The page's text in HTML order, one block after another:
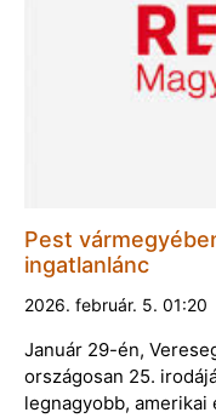
Pest
ingatlanlánc
2026. február. 5. 01:20
Január 29-én,
országosan 25.
legnagyobb,